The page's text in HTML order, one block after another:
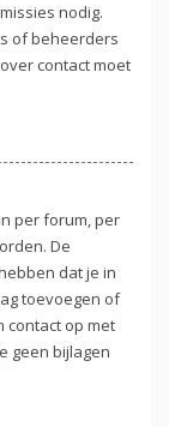
nodig.
of beheerders
contact moet
per forum, per
De
dat je in
toevoegen of
contact op met
geen bijlagen